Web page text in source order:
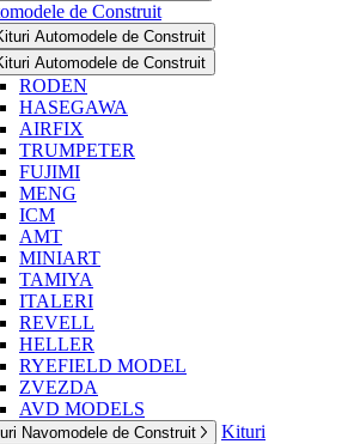
de Construit
Automodele de Construit
Automodele de Construit
RODEN
HASEGAWA
AIRFIX
TRUMPETER
FUJIMI
MENG
ICM
AMT
MINIART
TAMIYA
ITALERI
REVELL
HELLER
RYEFIELD MODEL
ZVEZDA
AVD MODELS
Navomodele de Construit
Kituri